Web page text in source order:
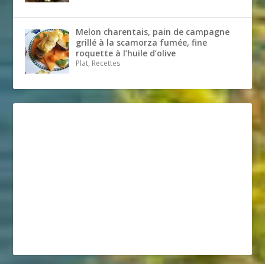
Melon charentais, pain de campagne
grillé à la scamorza fumée, fine
roquette à l’huile d’olive
Plat, Recettes